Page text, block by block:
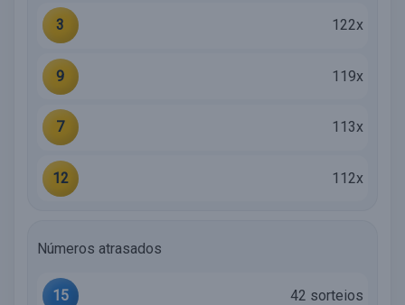
3 122x
9 119x
7 113x
12 112x
Números atrasados
15 42 sorteios